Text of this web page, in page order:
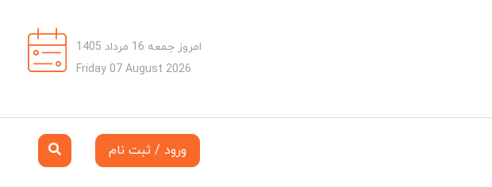
امروز جمعه 16 مرداد 1405
Friday 07 August 2026
ورود / ثبت نام